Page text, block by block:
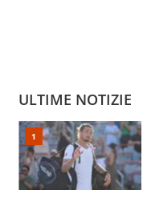
ULTIME NOTIZIE